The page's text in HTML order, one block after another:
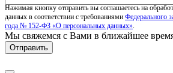
Нажимая кнопку отправить вы соглашаетесь на
данных в соответствии с требованиями Федерального
года № 152-ФЗ «О персональных данных»
Мы свяжемся с Вами в ближайшее